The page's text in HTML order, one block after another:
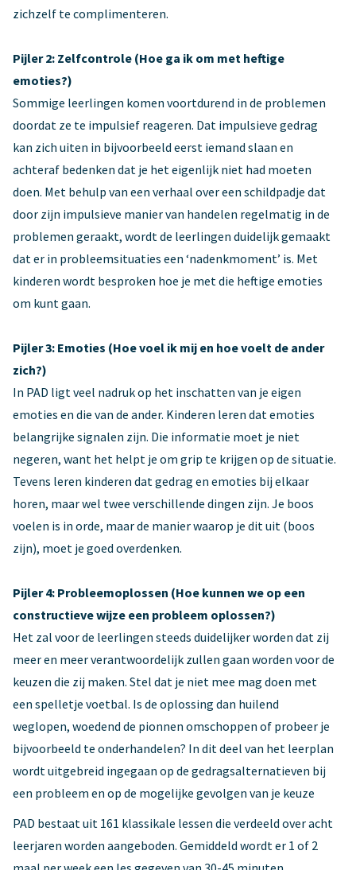
zichzelf te complimenteren.
Pijler 2: Zelfcontrole (Hoe ga ik om met heftige
emoties?)
Sommige leerlingen komen voortdurend in de problemen
doordat ze te impulsief reageren. Dat impulsieve gedrag
kan zich uiten in bijvoorbeeld eerst iemand slaan en
achteraf bedenken dat je het eigenlijk niet had moeten
doen. Met behulp van een verhaal over een schildpadje dat
door zijn impulsieve manier van handelen regelmatig in de
problemen geraakt, wordt de leerlingen duidelijk gemaakt
dat er in probleemsituaties een ‘nadenkmoment’ is. Met
kinderen wordt besproken hoe je met die heftige emoties
om kunt gaan.
Pijler 3: Emoties (Hoe voel ik mij en hoe voelt de ander
zich?)
In PAD ligt veel nadruk op het inschatten van je eigen
emoties en die van de ander. Kinderen leren dat emoties
belangrijke signalen zijn. Die informatie moet je niet
negeren, want het helpt je om grip te krijgen op de situatie.
Tevens leren kinderen dat gedrag en emoties bij elkaar
horen, maar wel twee verschillende dingen zijn. Je boos
voelen is in orde, maar de manier waarop je dit uit (boos
zijn), moet je goed overdenken.
Pijler 4: Probleemoplossen (Hoe kunnen we op een
constructieve wijze een probleem oplossen?)
Het zal voor de leerlingen steeds duidelijker worden dat zij
meer en meer verantwoordelijk zullen gaan worden voor de
keuzen die zij maken. Stel dat je niet mee mag doen met
een spelletje voetbal. Is de oplossing dan huilend
weglopen, woedend de pionnen omschoppen of probeer je
bijvoorbeeld te onderhandelen? In dit deel van het leerplan
wordt uitgebreid ingegaan op de gedragsalternatieven bij
een probleem en op de mogelijke gevolgen van je keuze
PAD bestaat uit 161 klassikale lessen die verdeeld over acht
leerjaren worden aangeboden. Gemiddeld wordt er 1 of 2